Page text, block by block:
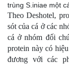
trùng S.iniae một
Theo Deshotel,
sót của cá ở các
cá ở nhóm đối
protein này có
đương với các